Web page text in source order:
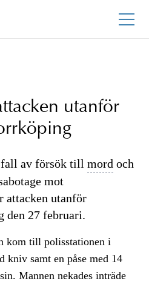
utanför
av försök till mord och
mot
attacken utanför
den 27 februari.
kom till polisstationen i
kniv samt en påse med 14
Mannen nekades inträde